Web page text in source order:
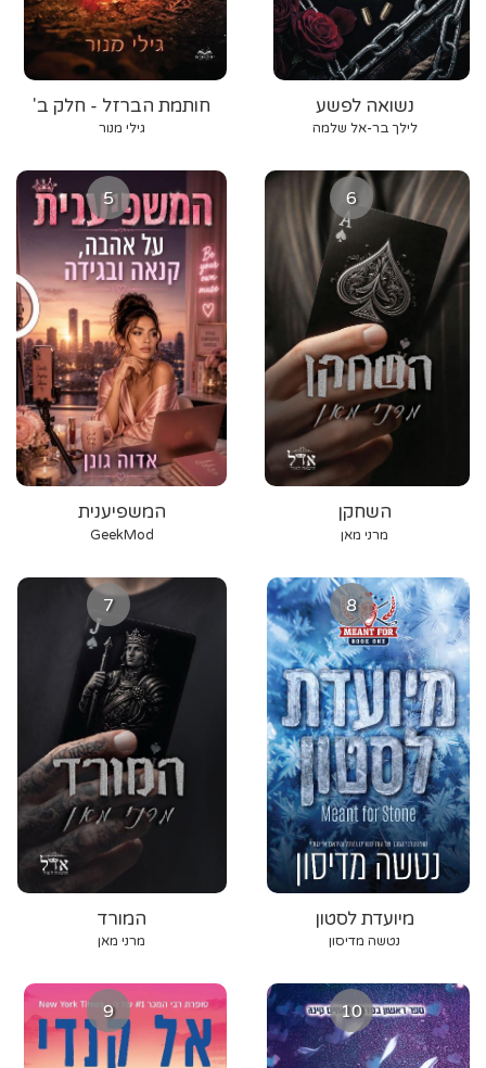
חותמת הברזל - חלק ב'
גילי מנור
נשואה לפשע
לילך בר-אל שלמה
5
המשפיענית
GeekMod
6
השחקן
מרני מאן
7
המורד
מרני מאן
8
מיועדת לסטון
נטשה מדיסון
9 10